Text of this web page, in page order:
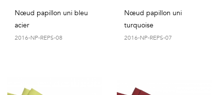
Nœud papillon uni bleu
acier
2016-NP-REPS-08
Nœud papillon uni
turquoise
2016-NP-REPS-07